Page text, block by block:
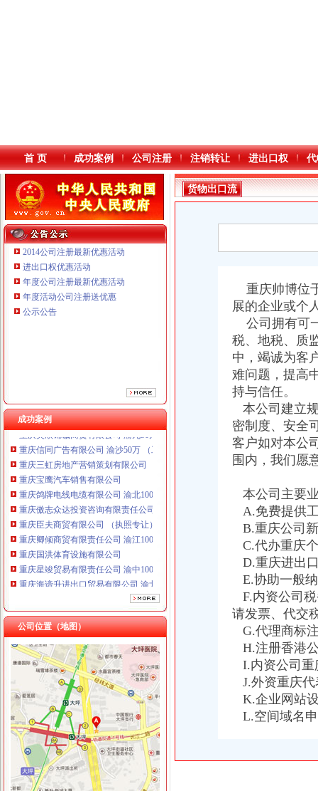
本站导航
首 页 成功案例 公司注册 注销转让 进出口权
2014公司注册最新优惠活动
进出口权优惠活动
年度公司注册最新优惠活动
年度活动公司注册送优惠
公示公告
成功案例
重庆傲志众达投资咨询有限责任公司 渝九1000万 （增资）
重庆星竣贸易有限责任公司 渝中100万 （进出口权）
重庆海谛升进出口贸易有限公司 渝北100万 （进出口权）
重庆奕欣锦诚商贸有限公司 渝九50万 （工商注册）
重庆信同广告有限公司 渝沙50万 （工商注册）
重庆三虹房地产营销策划有限公司
重庆宝鹰汽车销售有限公司
重庆鸽牌电线电缆有限公司 渝北10010万 (进出口权)
重庆傲志众达投资咨询有限责任公司 渝九1000万 （增资）
重庆臣夫商贸有限公司 （执照专让）
重庆卿倾商贸有限责任公司 渝江100万 （工商注册）
重庆国洪体育设施有限公司
重庆星竣贸易有限责任公司 渝中100万 （进出口权）
重庆海谛升进出口贸易有限公司 渝北100万 （进出口权）
重庆奕欣锦诚商贸有限公司 渝九50万 （工商注册）
重庆信同广告有限公司 渝沙50万 （工商注册）
重庆三虹房地产营销策划有限公司
重庆宝鹰汽车销售有限公司
公司位置（地图）
货物出口流程
代理公司出口_宁波瓯伟嘉外贸专家精心整理货物进出口的实务流程【
一般货物空运进出口基本流程_搜狐_搜狐网
出口流程-搜百科
海运出口货物基本流程_百度经验
货物出口流
程
重庆帅博位
展的企业或个
公司拥有可
税、地税、质
中，竭诚为客
难问题，提高
持与信任。
本公司建立
密制度、安全
客户如对本公
围内，我们愿
本公司主要
A.免费提供
B.重庆公司
C.代办重庆
D.重庆进出
E.协助一般
F.内资公司
请发票、代交
G.代理商标
H.注册香港
I.内资公司重
J.外资重庆代
K.企业网站
L.空间域名